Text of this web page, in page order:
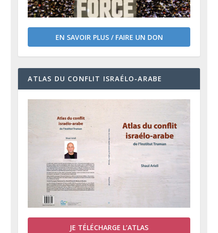
EN SAVOIR PLUS / FAIRE UN DON
ATLAS DU CONFLIT ISRAÉLO-ARABE
JE TÉLÉCHARGE L’ATLAS